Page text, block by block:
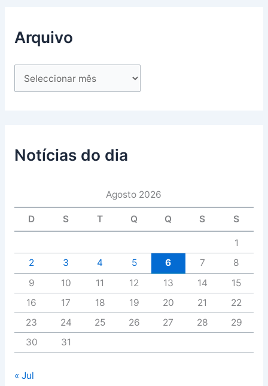
Arquivo
Notícias do dia
Agosto 2026
D S T Q Q S S
1
2
3 4 5 6 7
8
9
10 11 12 13 14
15
16
17 18 19 20 21
22
23
24 25 26 27 28
29
30
31
« Jul